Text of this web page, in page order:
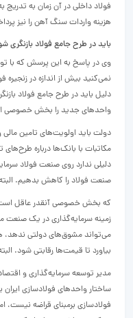
فولاد داخلی در آن زمان به تدریج
هزینه واردات سنگ آهن را نیز
باید در طرح جامع فولاد بازنگری
وی در پاسخ به این پرسش که با
نمی‌کنید بیش از اندازه در
دلیل باید در طرح جامع فولاد
واحدهای جدید را بخش خصوصی
دولت باید اولویت‌های تامین
مکاتبات با بانک‌ها درباره
دلیلی ندارد روی صنعت فولاد
صنعت فولاد را کاهش بدهیم.
که بخش خصوصی آنقدر عاقل است
زمینه سرمایه‌‌گذاری در یک صنعت
می‌تواند مشوق‌‌های دولتی
بیاورد تا قیمت‌‌ها رقابتی شود.
مدیر توسعه سرمایه‌‌گذاری و
ساختار واحدهای فولادسازی
فولادسازی برمبنای قراضه نیست،